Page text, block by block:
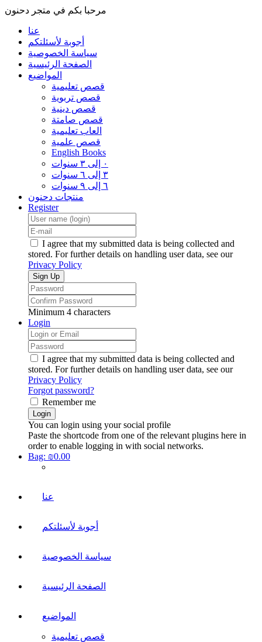
مرحبا بكم في متجر دحنون
عنا
أجوبة لأسئلتكم
سياسة الخصوصية
الصفحة الرئيسية
المواضيع
قصص تعليمية
قصص تربوية
قصص دينية
قصص صامتة
العاب تعليمية
قصص علمية
English Books
٠ إلى ٣ سنوات
٣ إلى ٦ سنوات
٦ إلى ٩ سنوات
منتجات دحنون
Register
I agree that my submitted data is being collected and
stored. For further details on handling user data, see our
Privacy Policy
Minimum 4 characters
Login
I agree that my submitted data is being collected and
stored. For further details on handling user data, see our
Privacy Policy
Forgot password?
Remember me
You can login using your social profile
Paste the shortcode from one of the relevant plugins here in
order to enable logging in with social networks.
Bag: ₪0.00
عنا
أجوبة لأسئلتكم
سياسة الخصوصية
الصفحة الرئيسية
المواضيع
قصص تعليمية